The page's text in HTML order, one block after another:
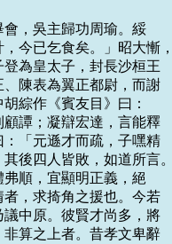
會，吳主歸功周瑜。綏
今已乞食矣。」昭大慚，
為皇太子，封長沙桓王
陳表為翼正都尉，而謝
綜作《賓友目》曰：
顧譚；凝辯宏達，言能釋
「元遜才而疏，子嘿精
後四人皆敗，如道所言。
弗順，宜顯明正義，絕
，求掎角之援也。今若
中原。彼賢才尚多，將
算之上者。昔孝文卑辭